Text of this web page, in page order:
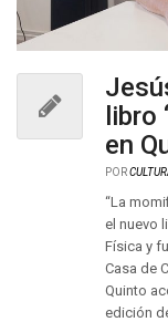
en
POR
“La
el nuevo
Física y
Casa de
Quinto
edición